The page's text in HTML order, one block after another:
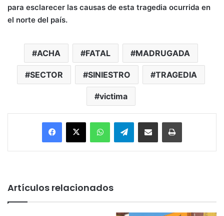
para esclarecer las causas de esta tragedia ocurrida en
el norte del país.
ACHA FATAL MADRUGADA
SECTOR SINIESTRO TRAGEDIA
victima
Facebook
X WhatsAppTelegramEnviar vía email Imprimir
Artículos relacionados